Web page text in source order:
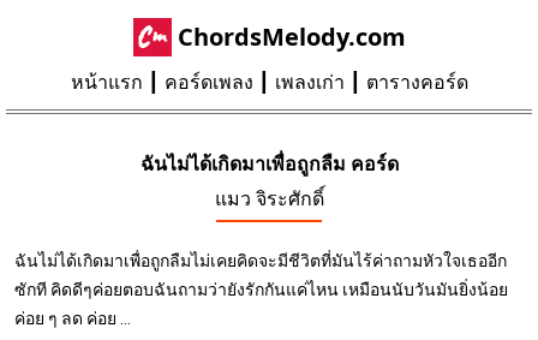
ChordsMelody.com
หน้าแรก คอร์ดเพลง เพลงเก่า ตารางคอร์ด
ฉันไม่ได้เกิดมาเพื่อถูกลืม คอร์ด
แมว จิระศักดิ์
ฉันไม่ได้เกิดมาเพื่อถูกลืมไม่เคยคิดจะมีชีวิตที่มันไร้ค่าถามหัวใจเธออีก
ซักที คิดดีๆค่อยตอบฉันถามว่ายังรักกันแค่ไหน เหมือนนับวันมันยิ่งน้อย
ค่อย ๆ ลด ค่อย ...